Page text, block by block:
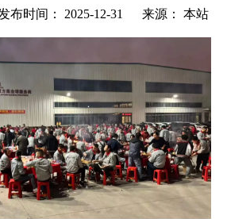
布时间： 2025-12-31 来源： 本站